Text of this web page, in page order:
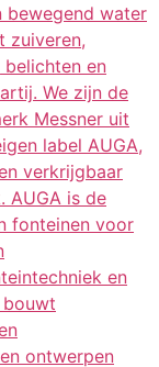
bewegend water
zuiveren,
belichten en
We zijn de
Messner uit
label AUGA,
verkrijgbaar
AUGA is de
fonteinen voor
en
ontwerpen